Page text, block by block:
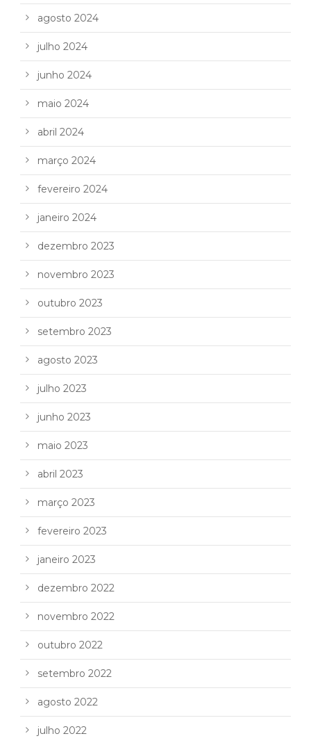
agosto 2024
julho 2024
junho 2024
maio 2024
abril 2024
março 2024
fevereiro 2024
janeiro 2024
dezembro 2023
novembro 2023
outubro 2023
setembro 2023
agosto 2023
julho 2023
junho 2023
maio 2023
abril 2023
março 2023
fevereiro 2023
janeiro 2023
dezembro 2022
novembro 2022
outubro 2022
setembro 2022
agosto 2022
julho 2022